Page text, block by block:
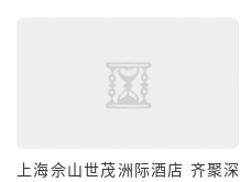
上海佘山世茂洲际酒店 齐聚深